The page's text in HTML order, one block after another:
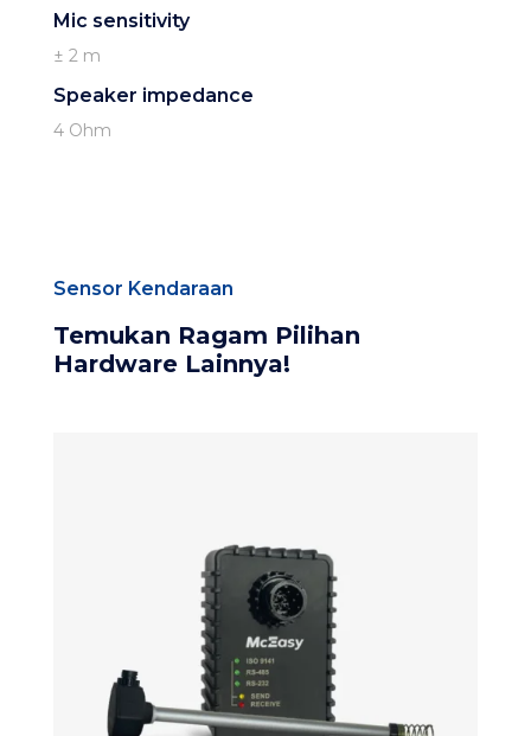
Mic sensitivity
± 2 m
Speaker impedance
4 Ohm
Sensor Kendaraan
Temukan Ragam Pilihan
Hardware Lainnya!